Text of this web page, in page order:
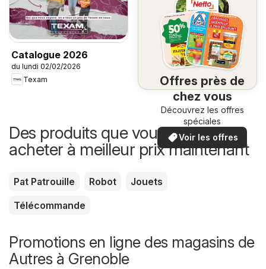
Catalogue 2026
du lundi 02/02/2026
Texam
Offres près de
chez vous
Découvrez les offres
spéciales
Voir les offres
Des produits que vous pouvez
acheter à meilleur prix maintenant
Pat Patrouille Robot
Jouets
Télécommande
Promotions en ligne des magasins de
Autres à Grenoble